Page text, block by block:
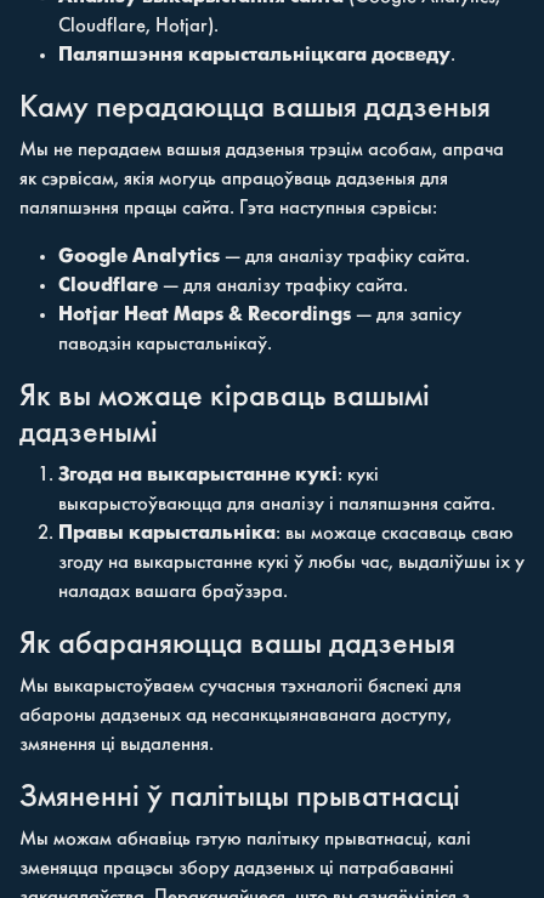
Cloudflare, Hotjar).
Паляпшэння карыстальніцкага досведу.
Каму перадаюцца вашыя дадзеныя
Мы не перадаем вашыя дадзеныя трэцім асобам, апрача
як сэрвісам, якія могуць апрацоўваць дадзеныя для
паляпшэння працы сайта. Гэта наступныя сэрвісы:
Google Analytics — для аналізу трафіку сайта.
Cloudflare — для аналізу трафіку сайта.
Hotjar Heat Maps & Recordings — для запісу
паводзін карыстальнікаў.
Як вы можаце кіраваць вашымі
дадзенымі
Згода на выкарыстанне кукі: кукі
выкарыстоўваюцца для аналізу і паляпшэння сайта.
Правы карыстальніка: вы можаце скасаваць сваю
згоду на выкарыстанне кукі ў любы час, выдаліўшы іх у
наладах вашага браўзэра.
Як абараняюцца вашы дадзеныя
Мы выкарыстоўваем сучасныя тэхналогіі бяспекі для
абароны дадзеных ад несанкцыянаванага доступу,
змянення ці выдалення.
Змяненні ў палітыцы прыватнасці
Мы можам абнавіць гэтую палітыку прыватнасці, калі
зменяцца працэсы збору дадзеных ці патрабаванні